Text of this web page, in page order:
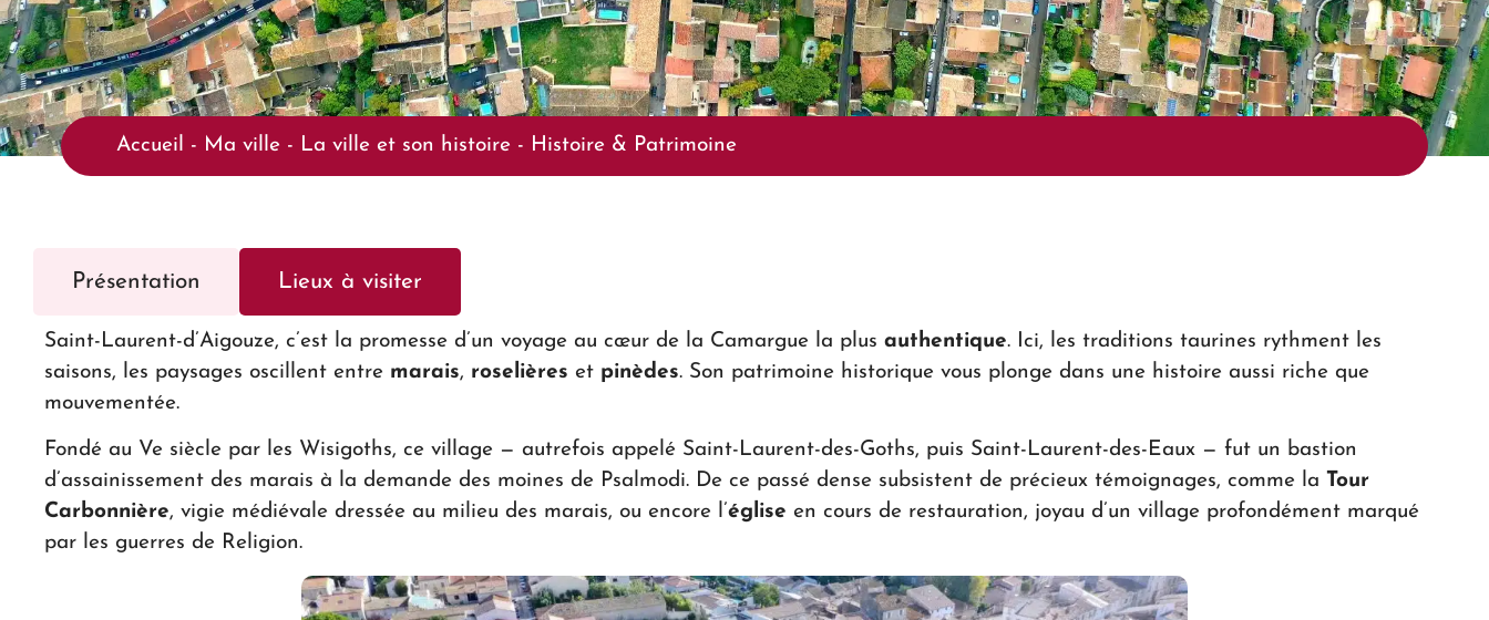
Accueil - Ma ville - La ville et son histoire - Histoire & Patrimoine
Présentation Lieux à visiter
Saint-Laurent-d’Aigouze, c’est la promesse d’un voyage au cœur de la Camargue la plus authentique. Ici, les traditions taurines rythment les
saisons, les paysages oscillent entre marais, roselières et pinèdes. Son patrimoine historique vous plonge dans une histoire aussi riche que
mouvementée.
Fondé au Ve siècle par les Wisigoths, ce village — autrefois appelé Saint-Laurent-des-Goths, puis Saint-Laurent-des-Eaux — fut un bastion
d’assainissement des marais à la demande des moines de Psalmodi. De ce passé dense subsistent de précieux témoignages, comme la Tour
Carbonnière, vigie médiévale dressée au milieu des marais, ou encore l’ église en cours de restauration, joyau d’un village profondément marqué
par les guerres de Religion.